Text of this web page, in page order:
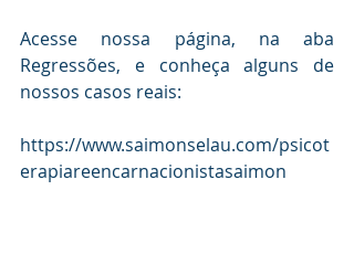
Acesse nossa página, na aba
Regressões, e conheça alguns de
nossos casos reais:
https://www.saimonselau.com/psicot
erapiareencarnacionistasaimon